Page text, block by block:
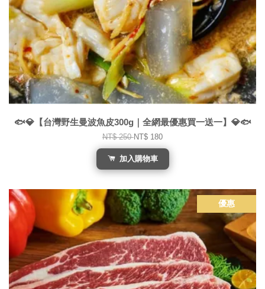
🐟💎【台灣野生曼波魚皮300g｜全網最優惠買一送一】💎🐟
NT$ 250NT$ 180
加入購物車
優惠